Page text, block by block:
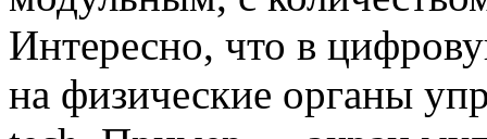
Интересно, что в
на физические органы